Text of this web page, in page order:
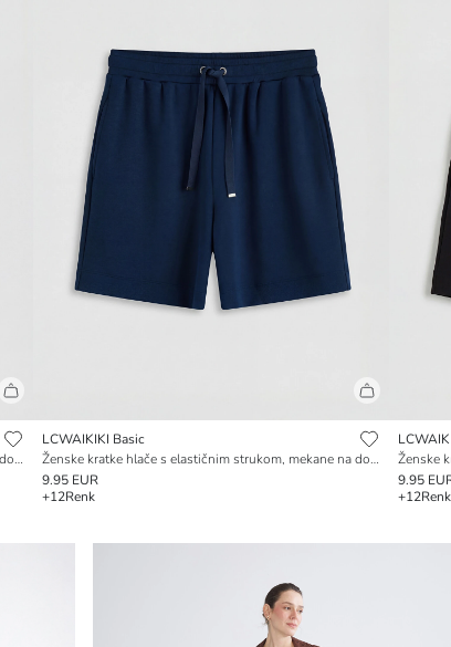
Ženske kratke hlače s elastičnim strukom, mekane na dodir
LCWAIKIKI Basic
Ženske kratke hlače s elastičnim strukom, mekane na dodir
9.95 EUR
+12Renk
9.95
+12Renk